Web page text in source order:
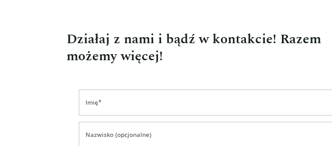
Działaj z nami i bądź w kontakcie! Razem
możemy więcej!